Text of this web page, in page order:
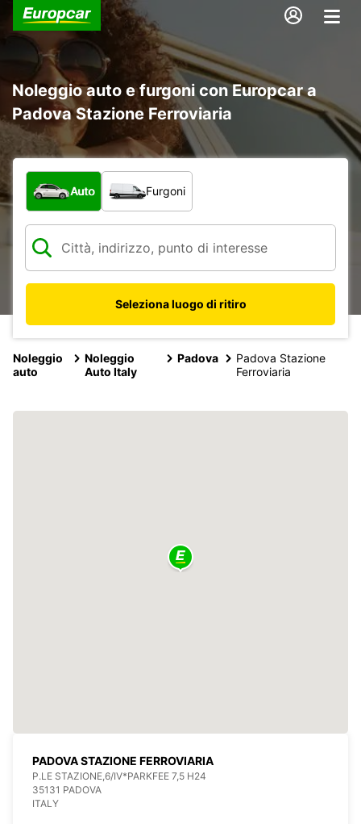
Noleggio auto e furgoni con Europcar a
Padova Stazione Ferroviaria
Scegli la tipologia di veicolo:
Auto Furgoni
Seleziona luogo di ritiro
Noleggio
auto
Noleggio
Auto Italy
Padova
Padova Stazione
Ferroviaria
PADOVA STAZIONE FERROVIARIA
P.LE STAZIONE,6/IV*PARKFEE 7,5 H24
35131 PADOVA
ITALY